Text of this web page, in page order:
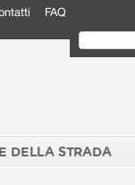
FAQ
DELLA STRADA